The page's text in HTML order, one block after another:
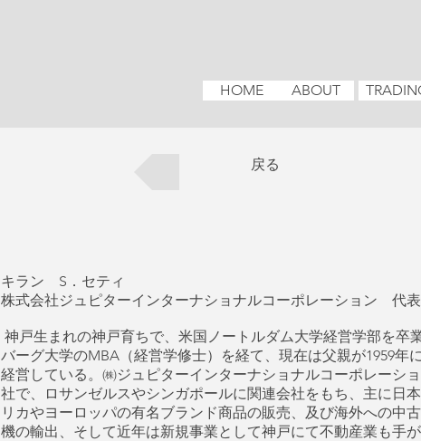
ABOUT
HOME
キラン S．セティ
株式会社ジュピターインターナショナルコーポレーション 代
神戸生まれの神戸育ちで、米国ノートルダム大学経営学部を卒
バーグ大学のMBA（経営学修士）を経て、現在は父親が1959年
経営している。㈱ジュピターインターナショナルコーポレーシ
社で、ロサンゼルスやシンガポールに関連会社をもち、主に日
リカやヨーロッパの有名ブランド商品の販売、及び海外への中
機の輸出、そして近年は新規事業として神戸にて不動産業も手が
戻る